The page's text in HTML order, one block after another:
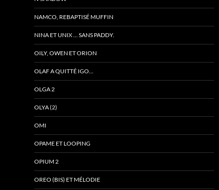
NAMCO, REBAPTISÉ MUFFIN
NINA ET UNIX … SANS PADDY.
OILY, OWEN ET ORION
OLAF A QUITTÉ IGO…
OLGA 2
OLYA (2)
OMI
OPAME ET LOOPING
OPIUM 2
OREO (BIS) ET MÉLODIE